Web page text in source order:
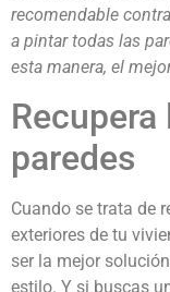
recomendable
a pintar todas las
esta manera, el
paredes
Cuando se trata de
exteriores de tu
ser la mejor
estilo. Y si buscas